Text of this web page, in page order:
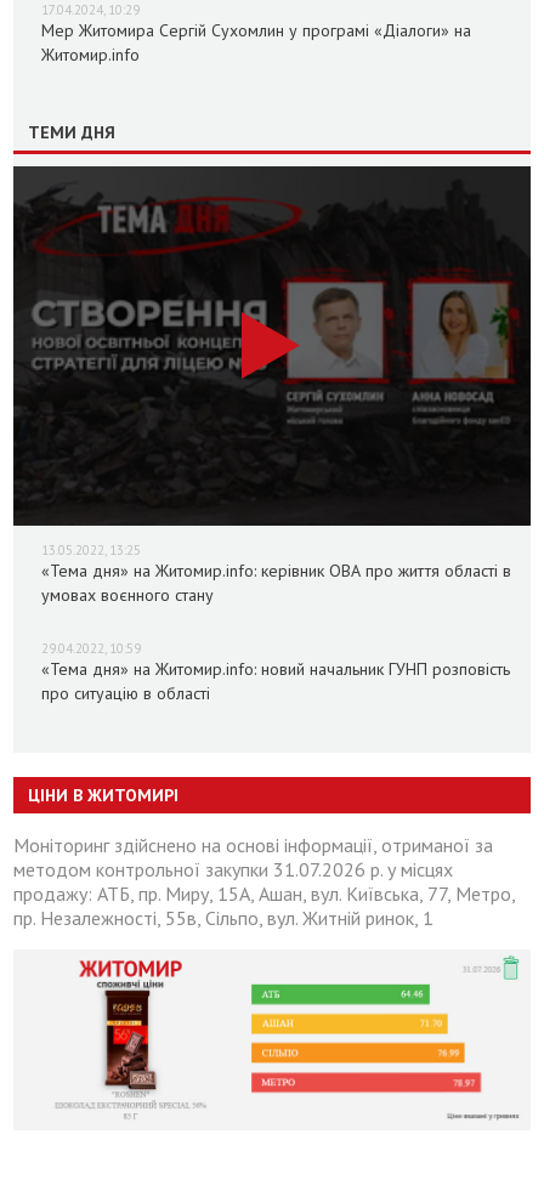
17.04.2024, 10:29
Мер Житомира Сергій Сухомлин у програмі «Діалоги» на
Житомир.info
ТЕМИ ДНЯ
13.05.2022, 13:25
«Тема дня» на Житомир.info: керівник ОВА про життя області в
умовах воєнного стану
29.04.2022, 10:59
«Тема дня» на Житомир.info: новий начальник ГУНП розповість
про ситуацію в області
ЦІНИ В ЖИТОМИРІ
Моніторинг здійснено на основі інформації, отриманої за
методом контрольної закупки 31.07.2026 р. у місцях
продажу: АТБ, пр. Миру, 15А, Ашан, вул. Київська, 77, Метро,
пр. Незалежності, 55в, Сільпо, вул. Житній ринок, 1